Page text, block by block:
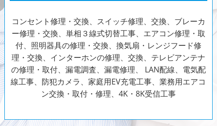
コンセント修理・交換、スイッチ修理、交換、ブレーカ
ー修理・交換、単相３線式切替工事、エアコン修理・取
付、照明器具の修理・交換、換気扇・レンジフード修
理・交換、インターホンの修理、交換、テレビアンテナ
の修理・取付、漏電調査、漏電修理、 LAN配線、電気配
線工事、防犯カメラ、家庭用EV充電工事、業務用エアコ
ン交換・取付・修理、4K・8K受信工事